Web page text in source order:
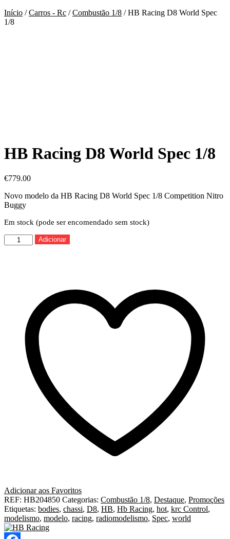
Início /Carros - Rc /Combustão 1/8 / HB Racing D8 World Spec
1/8
HB Racing D8 World Spec 1/8
€779.00
Novo modelo da HB Racing D8 World Spec 1/8 Competition Nitro
Buggy
Em stock (pode ser encomendado sem stock)
Quantidade
de
Adicionar
Adicionar aos Favoritos
REF: HB204850 Categorias: Combustão 1/8, Destaque, Promoções
Etiquetas: bodies, chassi, D8, HB, Hb Racing, hot, krc Control,
modelismo, modelo, racing, radiomodelismo, Spec, world